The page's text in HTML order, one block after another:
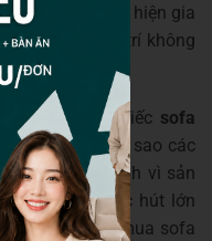
hảo. Từ đó thể hiện gia
việc trang trí không
của những chiếc sofa
hàng sẽ biết vì sao các
đến vậy. Chính vì sản
tạo được sức hút lớn
cứ thắc mắc mua sofa